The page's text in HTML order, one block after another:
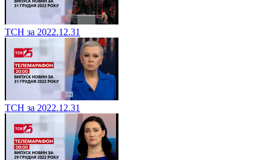
ТСН за 2022.12.31
ТСН за 2022.12.31